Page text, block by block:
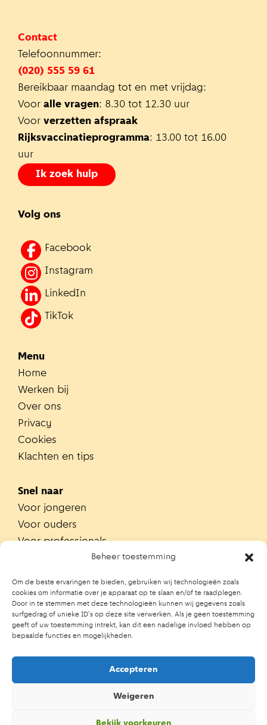
Beheer toestemming
Om de beste ervaringen te bieden, gebruiken wij technologieën zoals
cookies om informatie over je apparaat op te slaan en/of te raadplegen.
Door in te stemmen met deze technologieën kunnen wij gegevens zoals
surfgedrag of unieke ID's op deze site verwerken. Als je geen toestemming
geeft of uw toestemming intrekt, kan dit een nadelige invloed hebben op
bepaalde functies en mogelijkheden.
Accepteren
Weigeren
Bekijk voorkeuren
Contact
Telefoonnummer:
(020) 555 59 61
Bereikbaar maandag tot en met vrijdag:
Voor alle vragen: 8.30 tot 12.30 uur
Voor verzetten afspraak
Rijksvaccinatieprogramma: 13.00 tot 16.00
uur
Ik zoek hulp
Volg ons
Facebook
Instagram
LinkedIn
TikTok
Menu
Home
Werken bij
Over ons
Privacy
Cookies
Klachten en tips
Snel naar
Voor jongeren
Voor ouders
Voor professionals
Zoek contactpersoon op school
Trainingen
Ouderportaal JGZ